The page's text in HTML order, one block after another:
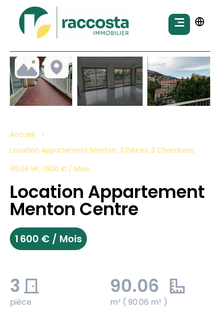
Accueil
Location Appartement Menton, 3 Pièces, 2 Chambres,
90.06 M², 1 600 € / Mois
Location Appartement
Menton Centre
1 600 € / Mois
3
pièce
90.06
m² ( 90.06 m² )